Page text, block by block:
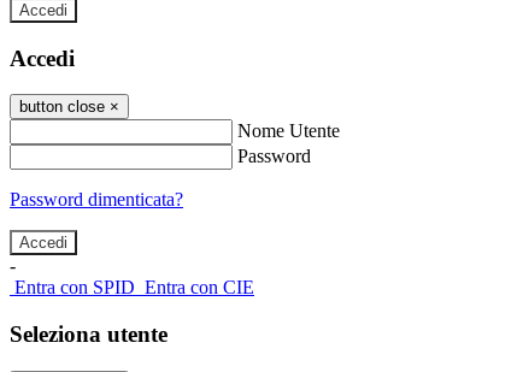
Accedi
Accedi
button close ×
Nome Utente
Password
Password dimenticata?
-
Entra con SPID Entra con CIE
Seleziona utente